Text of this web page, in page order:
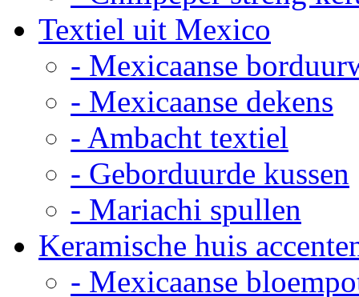
Textiel uit Mexico
- Mexicaanse
- Mexicaanse dekens
- Ambacht textiel
- Geborduurde kussen
- Mariachi spullen
Keramische huis
- Mexicaanse